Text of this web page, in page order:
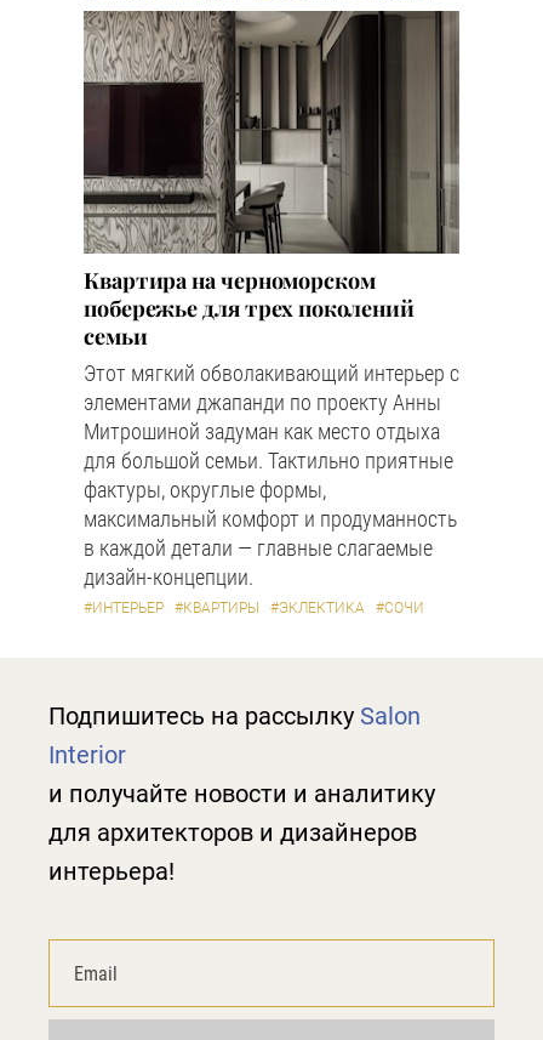
Квартира на черноморском
побережье для трех поколений
семьи
Этот мягкий обволакивающий интерьер с
элементами джапанди по проекту Анны
Митрошиной задуман как место отдыха
для большой семьи. Тактильно приятные
фактуры, округлые формы,
максимальный комфорт и продуманность
в каждой детали — главные слагаемые
дизайн-концепции.
#ИНТЕРЬЕР #КВАРТИРЫ #ЭКЛЕКТИКА #СОЧИ
Подпишитесь на рассылку Salon
Interior
и получайте новости и аналитику
для архитекторов и дизайнеров
интерьера!